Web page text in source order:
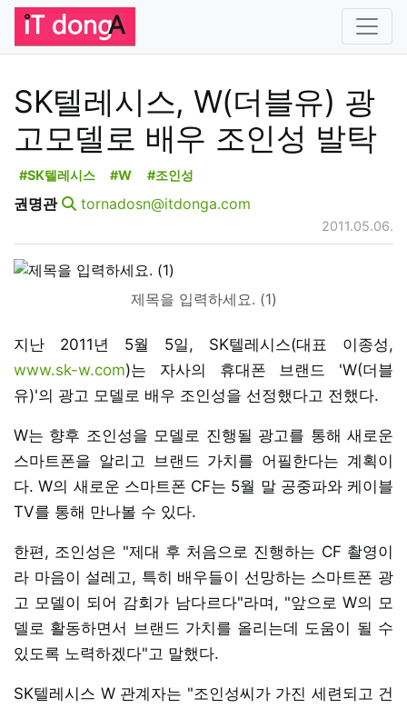
SK텔레시스, W(더블유) 광
고모델로 배우 조인성 발탁
#SK텔레시스 #W #조인성
권명관 tornadosn@itdonga.com
2011.05.06.
제목을 입력하세요. (1)
지난 2011년 5월 5일, SK텔레시스(대표 이종성,
www.sk-w.com)는 자사의 휴대폰 브랜드 'W(더블
유)'의 광고 모델로 배우 조인성을 선정했다고 전했다.
W는 향후 조인성을 모델로 진행될 광고를 통해 새로운
스마트폰을 알리고 브랜드 가치를 어필한다는 계획이
다. W의 새로운 스마트폰 CF는 5월 말 공중파와 케이블
TV를 통해 만나볼 수 있다.
한편, 조인성은 "제대 후 처음으로 진행하는 CF 촬영이
라 마음이 설레고, 특히 배우들이 선망하는 스마트폰 광
고 모델이 되어 감회가 남다르다"라며, "앞으로 W의 모
델로 활동하면서 브랜드 가치를 올리는데 도움이 될 수
있도록 노력하겠다"고 말했다.
SK텔레시스 W 관계자는 "조인성씨가 가진 세련되고 건